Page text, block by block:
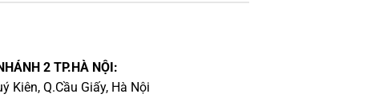
2 TP.HÀ NỘI:
Kiên, Q.Cầu Giấy, Hà Nội